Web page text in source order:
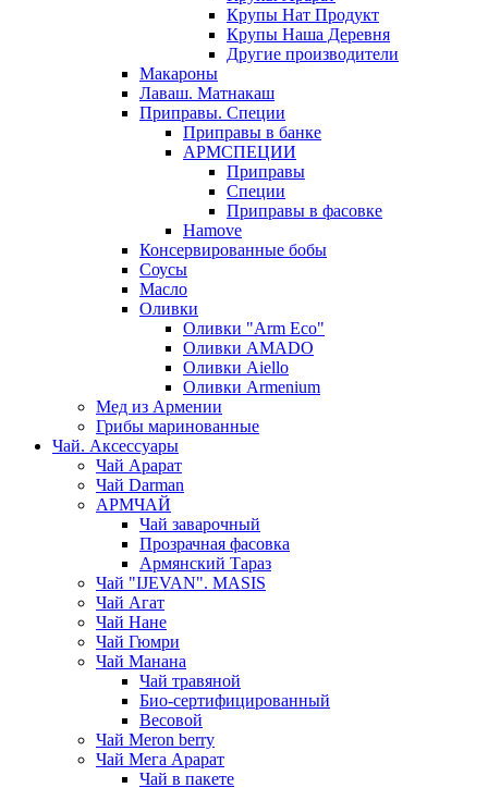
Крупы Нат Продукт
Крупы Наша Деревня
Другие производители
Макароны
Лаваш. Матнакаш
Приправы. Специи
Приправы в банке
АРМСПЕЦИИ
Приправы
Специи
Приправы в фасовке
Hamove
Консервированные бобы
Соусы
Масло
Оливки
Оливки "Arm Eco"
Оливки AMADO
Оливки Aiello
Оливки Armenium
Мед из Армении
Грибы маринованные
Чай. Аксессуары
Чай Арарат
Чай Darman
АРМЧАЙ
Чай заварочный
Прозрачная фасовка
Армянский Тараз
Чай "IJEVAN". MASIS
Чай Агат
Чай Нане
Чай Гюмри
Чай Манана
Чай травяной
Био-сертифицированный
Весовой
Чай Meron berry
Чай Мега Арарат
Чай в пакете